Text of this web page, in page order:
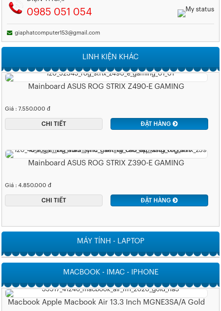
0985 051 054
giaphatcomputer153@gmail.com
LINH KIỆN KHÁC
Mainboard ASUS ROG STRIX Z490-E GAMING
Giá : 7.550.000 đ
CHI TIẾT ĐẶT HÀNG
Mainboard ASUS ROG STRIX Z390-E GAMING
Giá : 4.850.000 đ
CHI TIẾT ĐẶT HÀNG
MÁY TÍNH - LAPTOP
MACBOOK - IMAC - IPHONE
Macbook Apple Macbook Air 13.3 Inch MGNE3SA/A Gold